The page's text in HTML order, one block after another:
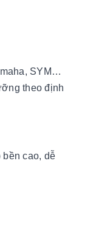
SYM…
theo định
cao, dễ